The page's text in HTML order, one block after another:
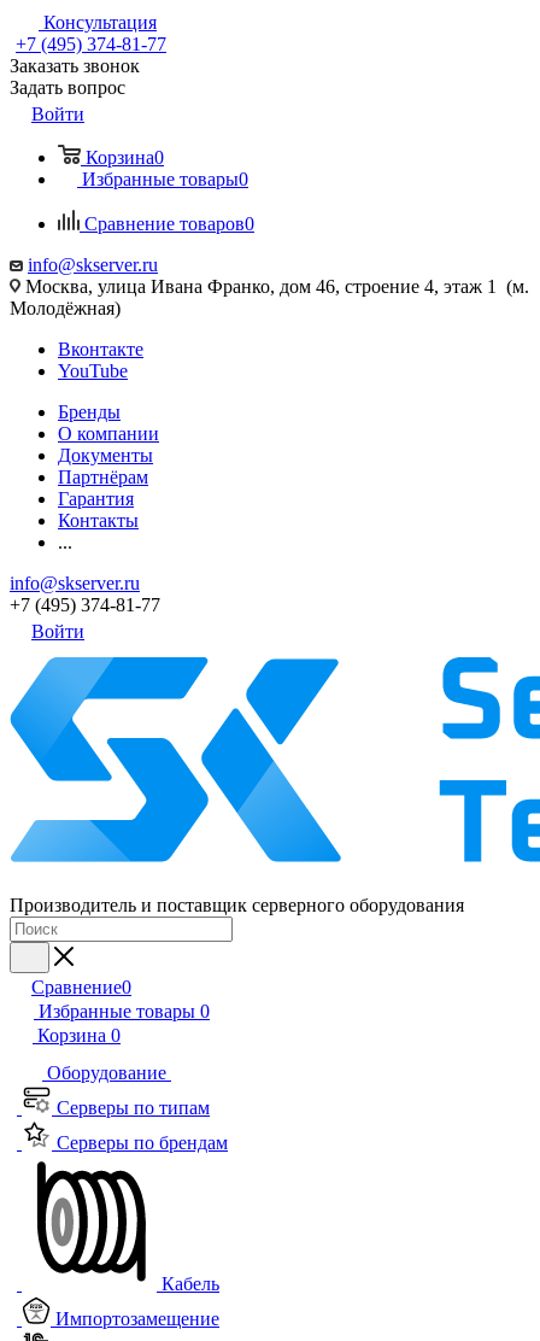
Консультация
+7 (495) 374-81-77
Заказать звонок
Задать вопрос
Войти
Корзина0
Избранные товары0
Сравнение товаров0
info@skserver.ru
Москва, улица Ивана Франко, дом 46, строение 4, этаж 1 (м.
Молодёжная)
Вконтакте
YouTube
Бренды
О компании
Документы
Партнёрам
Гарантия
Контакты
...
info@skserver.ru
+7 (495) 374-81-77
Войти
Производитель и поставщик серверного оборудования
Сравнение0
Избранные товары 0
Корзина 0
Оборудование
Серверы по типам
Серверы по брендам
Кабель
Импортозамещение